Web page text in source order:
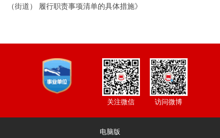
（街道） 履行职责事项清单的具体措施》
访问微博
关注微信
电脑版